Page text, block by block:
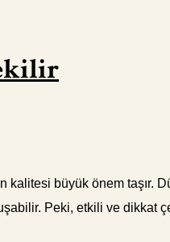
kalitesi büyük önem taşır.
Peki, etkili ve dikkat